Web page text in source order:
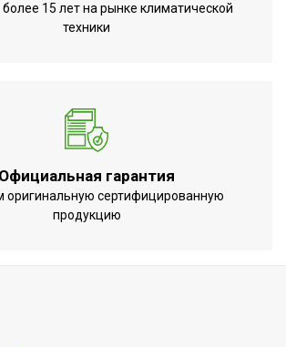
пылевлагозащищенности
IPX0;Класс
дисплей
82
для помещ.
85
15 лет на рынке климатической
техники
Официальная гарантия
оригинальную сертифицированную
продукцию